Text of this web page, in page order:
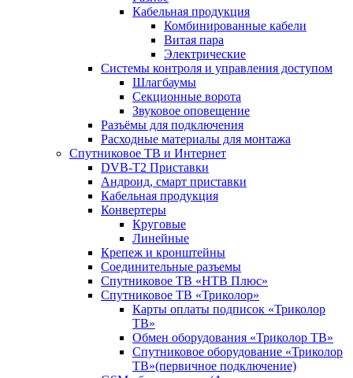
Кабельная продукция
Комбинированные кабели
Витая пара
Электрические
Системы контроля и управления доступом
Шлагбаумы
Секционные ворота
Звуковое оповещение
Разъёмы для подключения
Расходные материалы для монтажа
Спутниковое ТВ и Интернет
DVB-Т2 Приставки
Андроид, смарт приставки
Кабельная продукция
Конвертеры
Круговые
Линейные
Крепеж и кронштейны
Соединительные разъемы
Спутниковое ТВ «НТВ Плюс»
Спутниковое ТВ «Триколор»
Карты оплаты подписок «Триколор
ТВ»
Обмен оборудования «Триколор ТВ»
Спутниковое оборудование «Триколор
ТВ»(первичное подключение)